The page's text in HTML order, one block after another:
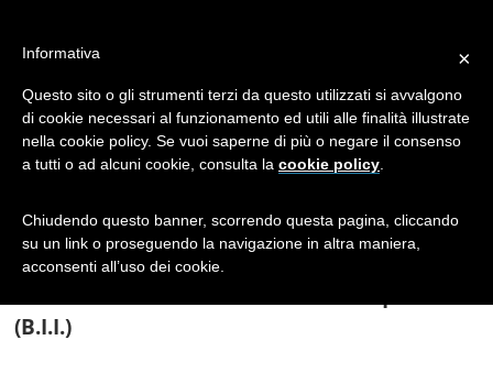
Breve intenso ed
infrequente
(articolo di Enrico Bronzetti
(B.I.I.)
×
Informativa
Questo sito o gli strumenti terzi da questo utilizzati si avvalgono
di cookie necessari al funzionamento ed utili alle finalità illustrate
nella cookie policy. Se vuoi saperne di più o negare il consenso
a tutti o ad alcuni cookie, consulta la cookie policy
Chiudendo questo banner, scorrendo questa pagina, cliccando
su un link o proseguendo la navigazione in altra maniera,
acconsenti all’uso dei cookie.